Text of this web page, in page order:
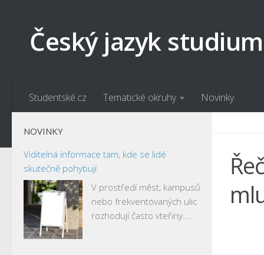
Český jazyk studium
Studentské.cz Tematické okruhy Novinky
NOVINKY
Viditelná informace tam, kde se lidé
skutečně pohybují
V prostředí měst, kampusů
nebo frekventovaných ulic
rozhodují často vteřiny.…